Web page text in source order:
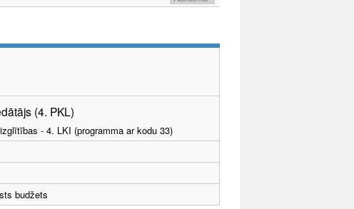
(4. PKL)
- 4. LKI (programma ar kodu 33)
budžets